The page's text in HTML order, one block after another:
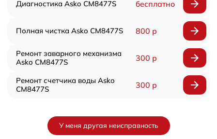
Диагностика Asko CM8477S бесплатно
Полная чистка Asko CM8477S 800 р
Ремонт заварного механизма
Asko CM8477S
300 р
Ремонт счетчика воды Asko
CM8477S
300 р
У меня другая неисправность